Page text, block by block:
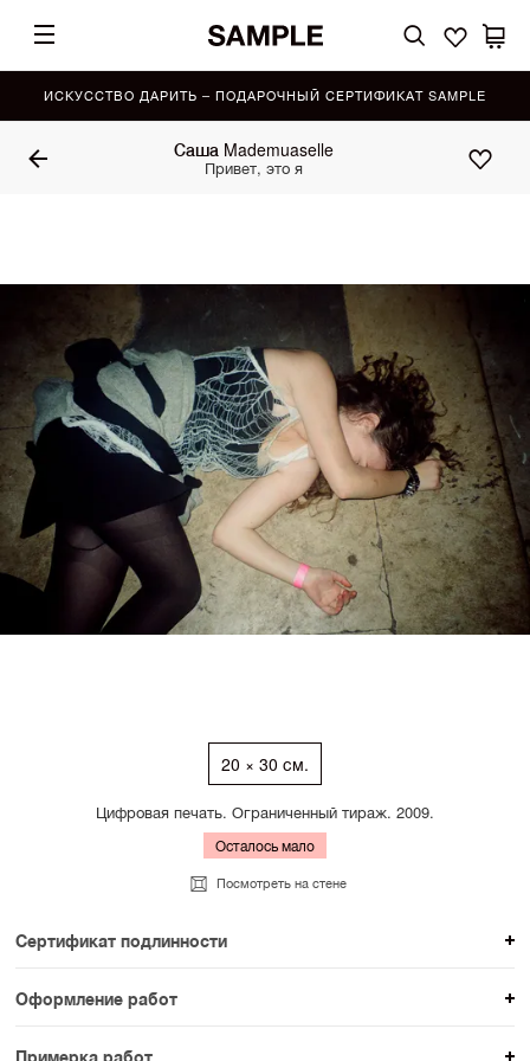
ИСКУССТВО ДАРИТЬ – ПОДАРОЧНЫЙ СЕРТИФИКАТ SAMPLE
Саша Mademuaselle
Привет, это я
20 × 30 см.
Цифровая печать. Ограниченный тираж. 2009.
Осталось мало
Посмотреть на стене
Сертификат подлинности
К каждому авторскому произведению мы
прикладываем сертификат подлинности. Для товаров
раздела SAMPLE СЕРИЯ сертификаты не
Оформление работ
При покупке произведения вы можете выбрать и
Примерка работ